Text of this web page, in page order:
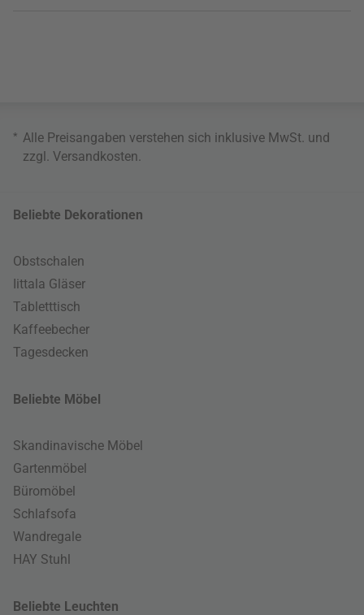
* Alle Preisangaben verstehen sich inklusive MwSt. und
zzgl. Versandkosten
Beliebte Dekorationen
Obstschalen
Iittala Gläser
Tabletttisch
Kaffeebecher
Tagesdecken
Beliebte Möbel
Skandinavische Möbel
Gartenmöbel
Büromöbel
Schlafsofa
Wandregale
HAY Stuhl
Beliebte Leuchten